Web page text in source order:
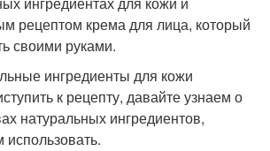
рецептом крема для лица, который
своими руками.
ингредиенты для кожи
к рецепту, давайте узнаем о
натуральных ингредиентов,